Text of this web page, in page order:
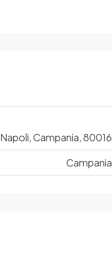
Campania, 80016
Campania